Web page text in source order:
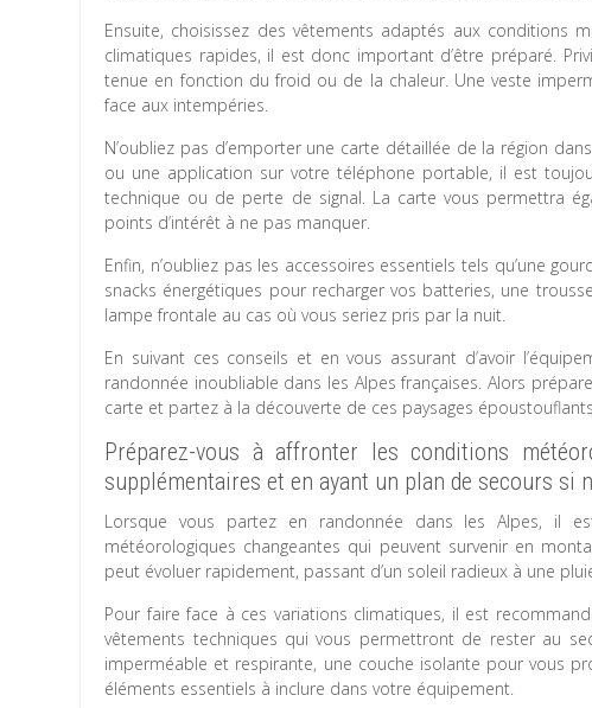
Ensuite, choisissez des vêtements adaptés aux conditions
climatiques rapides, il est donc important d’être préparé.
tenue en fonction du froid ou de la chaleur. Une veste
face aux intempéries.
N’oubliez pas d’emporter une carte détaillée de la région
ou une application sur votre téléphone portable, il est
technique ou de perte de signal. La carte vous permettra
points d’intérêt à ne pas manquer.
Enfin, n’oubliez pas les accessoires essentiels tels qu’une
snacks énergétiques pour recharger vos batteries, une
lampe frontale au cas où vous seriez pris par la nuit.
En suivant ces conseils et en vous assurant d’avoir
randonnée inoubliable dans les Alpes françaises. Alors
carte et partez à la découverte de ces paysages
Préparez-vous à affronter les conditions
supplémentaires et en ayant un plan de secours si
Lorsque vous partez en randonnée dans les Alpes, il
météorologiques changeantes qui peuvent survenir en
peut évoluer rapidement, passant d’un soleil radieux à une
Pour faire face à ces variations climatiques, il est
vêtements techniques qui vous permettront de rester au
imperméable et respirante, une couche isolante pour vous
éléments essentiels à inclure dans votre équipement.